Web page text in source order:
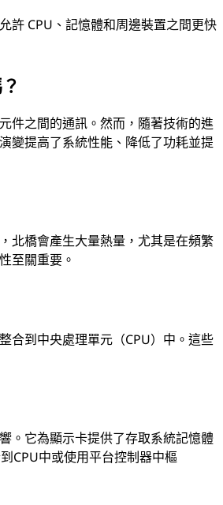
許 CPU、記憶體和周邊裝置之間更快
件之間的通訊。然而，隨著技術的進
變提高了系統性能、降低了功耗並提
北橋會產生大量熱量，尤其是在頻繁
至關重要。
合到中央處理單元（CPU）中。這些
。它為顯示卡提供了存取系統記憶體
CPU中或使用平台控制器中樞